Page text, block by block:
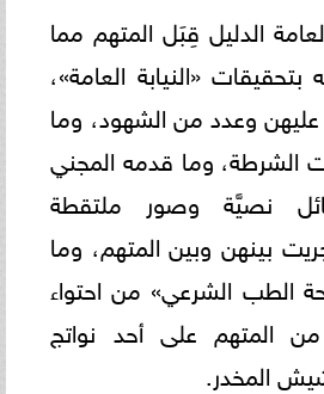
الدليل قِبَل المتهم مما
«النيابة العامة»،
وعدد من الشهود، وما
الشرطة، وما قدمه المجني
نصيَّة وصور ملتقطة
بينهن وبين المتهم، وما
الطب الشرعي» من احتواء
من المتهم على أحد نواتج
المخدر.